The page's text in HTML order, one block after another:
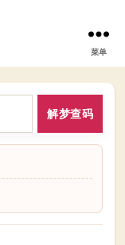
菜单
解梦查码